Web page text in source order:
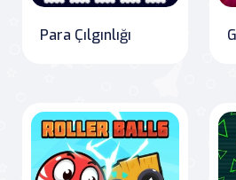
Para Çılgınlığı